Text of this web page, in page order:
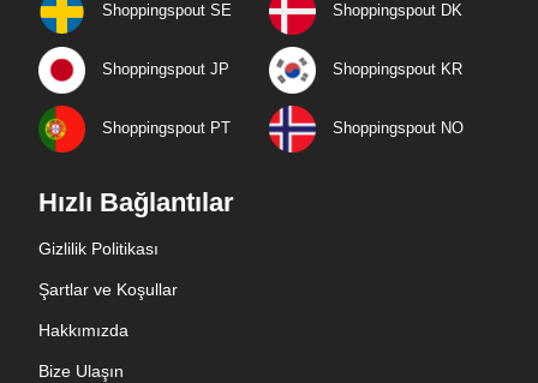
Shoppingspout SE Shoppingspout DK
Shoppingspout JP Shoppingspout KR
Shoppingspout PT Shoppingspout NO
Hızlı Bağlantılar
Gizlilik Politikası
Şartlar ve Koşullar
Hakkımızda
Bize Ulaşın